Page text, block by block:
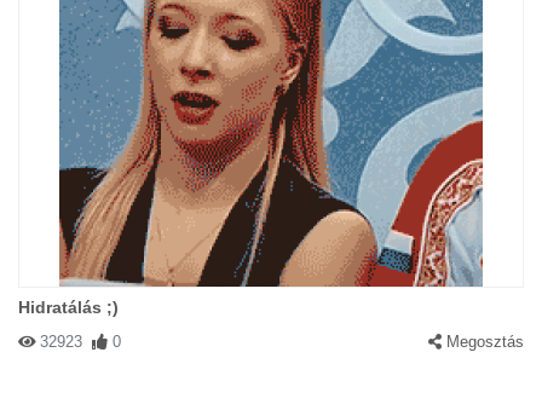
Hidratálás ;)
32923 0 Megosztás